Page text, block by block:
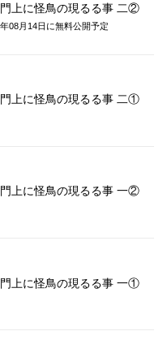
上に怪鳥の現るる事 二②
08月14日 に無料公開予定
上に怪鳥の現るる事 二①
上に怪鳥の現るる事 一②
上に怪鳥の現るる事 一①